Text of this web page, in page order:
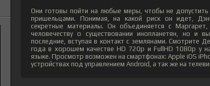
Они готовы пойти на любые меры, чтобы не
пришельцами. Понимая, на какой риск он идет,
секретные материалы. Он объединяется с
человечеству о существовании инопланетян, но и
последние, вступая в контакт с землянами. Смотрите
года в хорошем качестве HD 720p и FullHD 1080p у
языке. Просмотр возможен на смартфонах: Apple iOS
устройствах под управлением Android, а так же на